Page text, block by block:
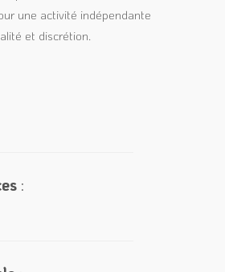
une activité indépendante
et discrétion.
: